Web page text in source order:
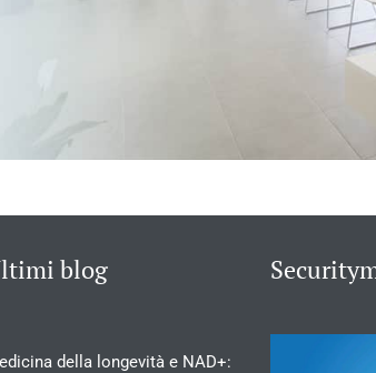
blog
della longevità e NAD+: